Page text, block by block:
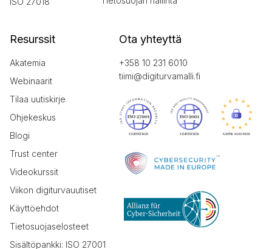
Resurssit
Akatemia
Webinaarit
Tilaa uutiskirje
Ohjekeskus
Blogi
Trust center
Videokurssit
Viikon digiturvauutiset
Käyttöehdot
Tietosuojaselosteet
Sisältöpankki: ISO 27001
Ota yhteyttä
+358 10 231 6010
tiimi@digiturvamalli.fi